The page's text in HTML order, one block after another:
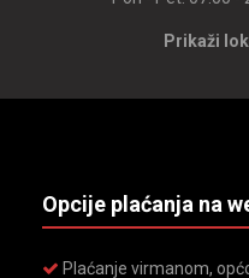
Prikaži
Opcije plaćanja na
Plaćanje virmanom,